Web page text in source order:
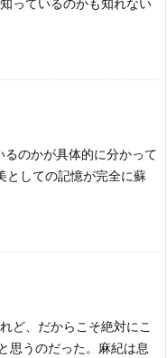
のかが具体的に分かって
としての記憶が完全に蘇
ど、だからこそ絶対にこ
思うのだった。麻紀は息